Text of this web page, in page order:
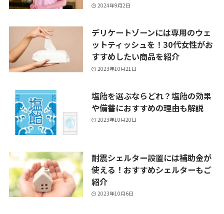
2024年9月2日
デリケートゾーンには専用のウェ
ットティッシュを！30代女性がお
すすめしたい商品を紹介
2023年10月21日
塩飴を選ぶならどれ？塩飴の効果
や備蓄におすすめの理由も解説
2023年10月20日
耐震シェルター設置には補助金が
使える！おすすめシェルターもご
紹介
2023年10月6日